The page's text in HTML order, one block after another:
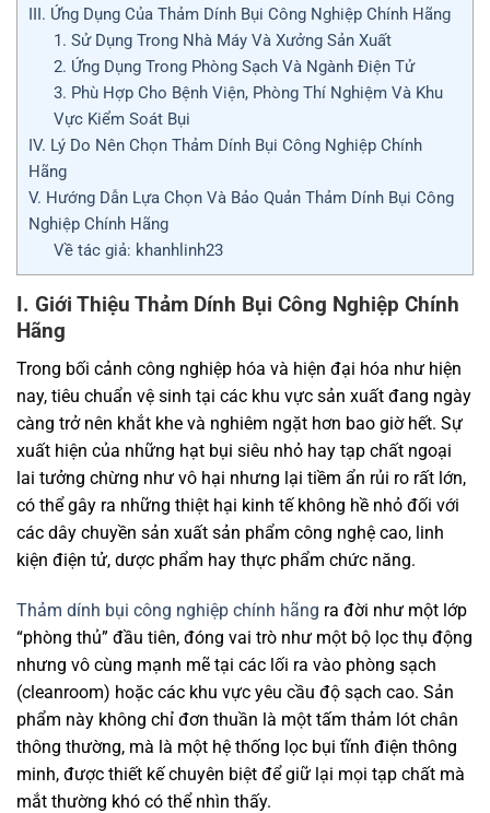
III. Ứng Dụng Của Thảm Dính Bụi Công Nghiệp Chính Hãng
1. Sử Dụng Trong Nhà Máy Và Xưởng Sản Xuất
2. Ứng Dụng Trong Phòng Sạch Và Ngành Điện Tử
3. Phù Hợp Cho Bệnh Viện, Phòng Thí Nghiệm Và Khu
Vực Kiểm Soát Bụi
IV. Lý Do Nên Chọn Thảm Dính Bụi Công Nghiệp Chính
Hãng
V. Hướng Dẫn Lựa Chọn Và Bảo Quản Thảm Dính Bụi Công
Nghiệp Chính Hãng
Về tác giả: khanhlinh23
I. Giới Thiệu Thảm Dính Bụi Công Nghiệp Chính
Hãng
Trong bối cảnh công nghiệp hóa và hiện đại hóa như hiện
nay, tiêu chuẩn vệ sinh tại các khu vực sản xuất đang ngày
càng trở nên khắt khe và nghiêm ngặt hơn bao giờ hết. Sự
xuất hiện của những hạt bụi siêu nhỏ hay tạp chất ngoại
lai tưởng chừng như vô hại nhưng lại tiềm ẩn rủi ro rất lớn,
có thể gây ra những thiệt hại kinh tế không hề nhỏ đối với
các dây chuyền sản xuất sản phẩm công nghệ cao, linh
kiện điện tử, dược phẩm hay thực phẩm chức năng.
Thảm dính bụi công nghiệp chính hãng ra đời như một lớp
“phòng thủ” đầu tiên, đóng vai trò như một bộ lọc thụ động
nhưng vô cùng mạnh mẽ tại các lối ra vào phòng sạch
(cleanroom) hoặc các khu vực yêu cầu độ sạch cao. Sản
phẩm này không chỉ đơn thuần là một tấm thảm lót chân
thông thường, mà là một hệ thống lọc bụi tĩnh điện thông
minh, được thiết kế chuyên biệt để giữ lại mọi tạp chất mà
mắt thường khó có thể nhìn thấy.